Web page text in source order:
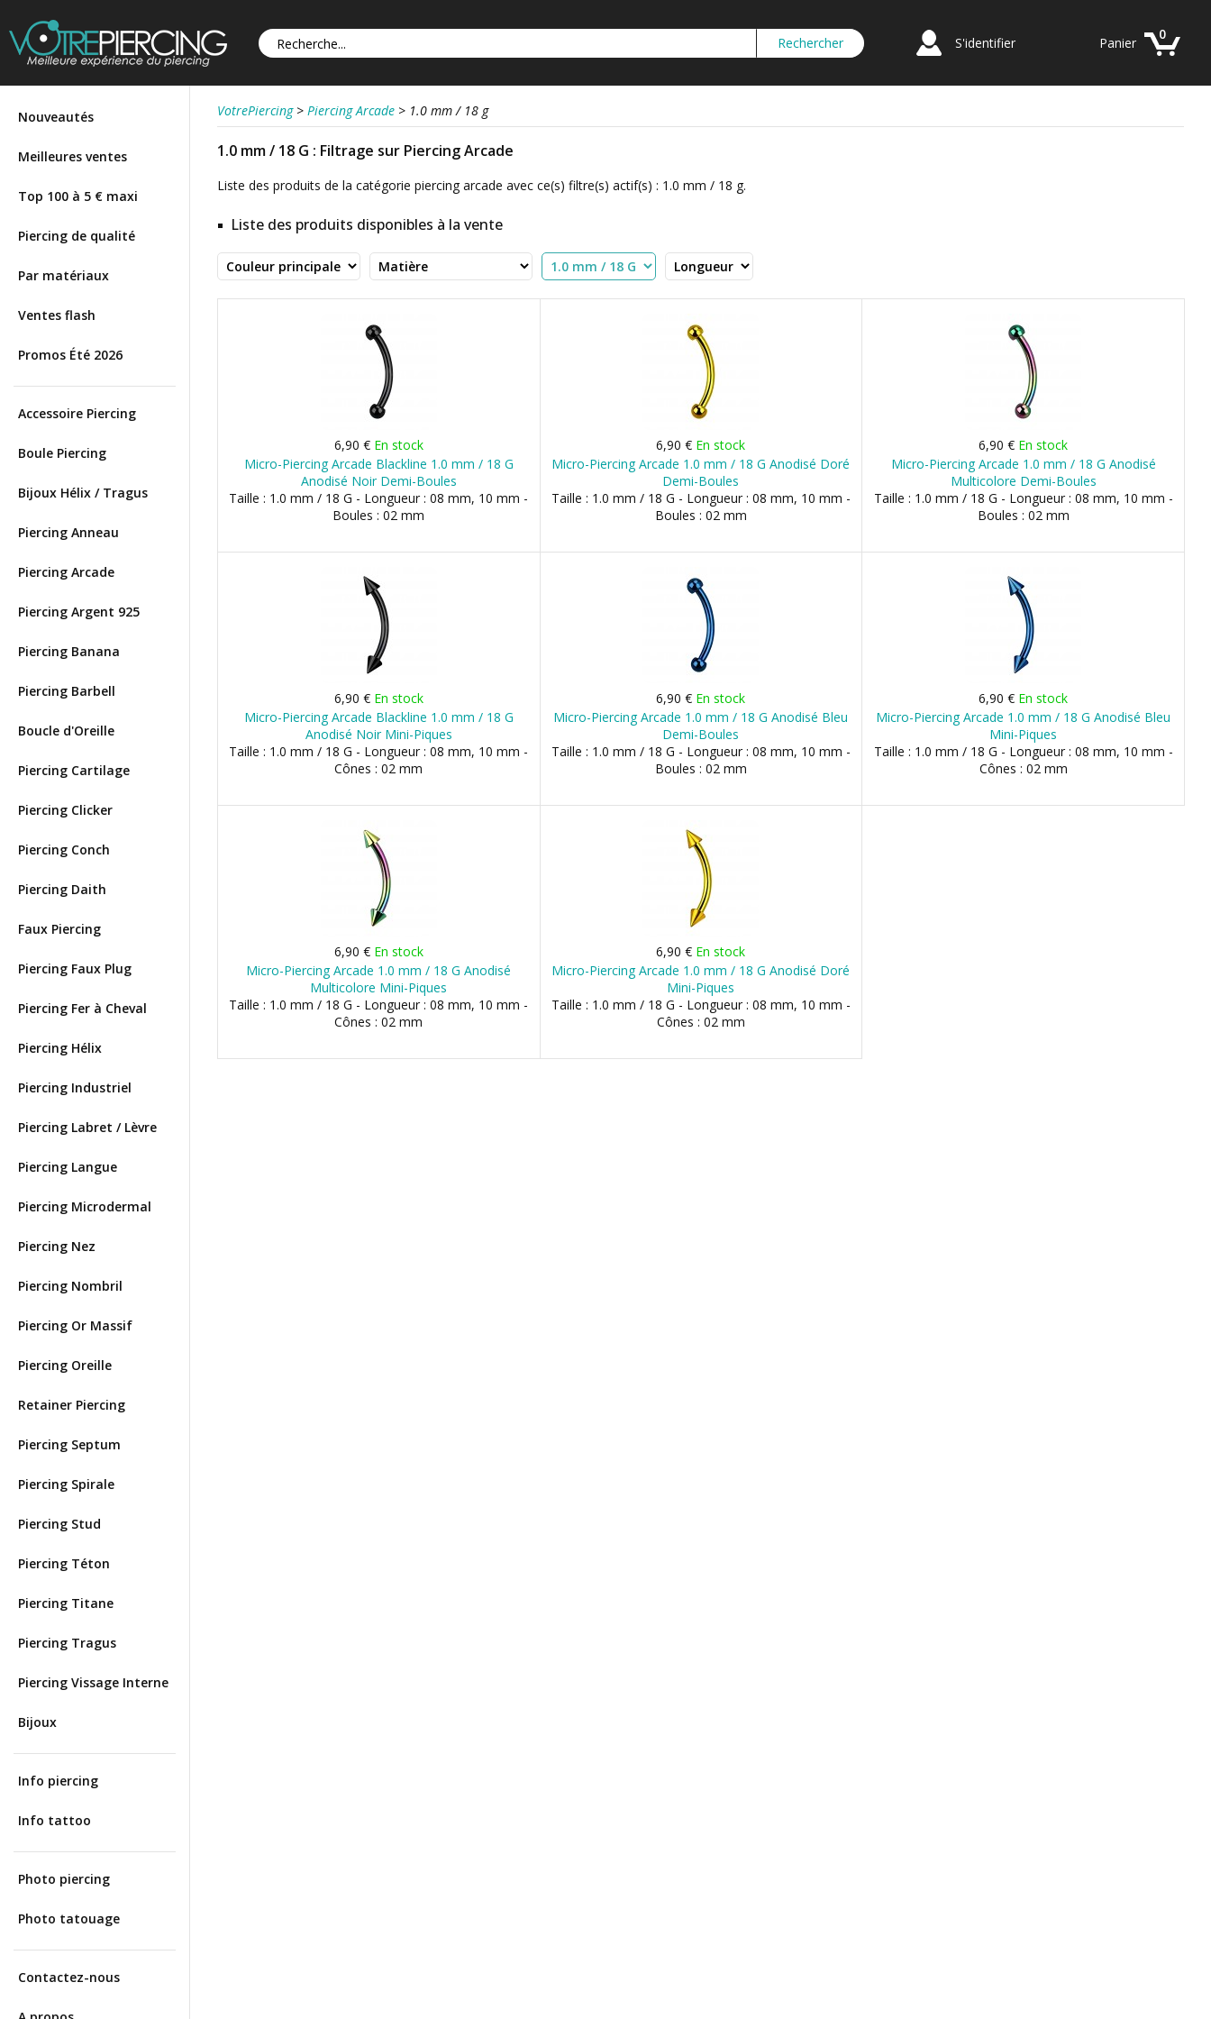
S'identifier
0
Panier
Nouveautés
Meilleures ventes
Top 100 à 5 € maxi
Piercing de qualité
Par matériaux
Ventes flash
Promos Été 2026
Accessoire Piercing
Boule Piercing
Bijoux Hélix / Tragus
Piercing Anneau
Piercing Arcade
Piercing Argent 925
Piercing Banana
Piercing Barbell
Boucle d'Oreille
Piercing Cartilage
Piercing Clicker
Piercing Conch
Piercing Daith
Faux Piercing
Piercing Faux Plug
Piercing Fer à Cheval
Piercing Hélix
Piercing Industriel
Piercing Labret / Lèvre
Piercing Langue
Piercing Microdermal
Piercing Nez
Piercing Nombril
Piercing Or Massif
Piercing Oreille
Retainer Piercing
Piercing Septum
Piercing Spirale
Piercing Stud
Piercing Téton
Piercing Titane
Piercing Tragus
Piercing Vissage Interne
Bijoux
Info piercing
Info tattoo
Photo piercing
Photo tatouage
Contactez-nous
VotrePiercing > Piercing Arcade > 1.0 mm / 18 g
1.0 mm / 18 G : Filtrage sur Piercing Arcade
Liste des produits de la catégorie piercing arcade avec ce(s) filtre(s) actif(s) : 1.0 mm / 18 g.
Liste des produits disponibles à la vente
6,90 € En stock
Micro-Piercing Arcade Blackline 1.0 mm / 18 G
Anodisé Noir Demi-Boules
Taille : 1.0 mm / 18 G - Longueur : 08 mm, 10 mm -
Boules : 02 mm
6,90 € En stock
Micro-Piercing Arcade 1.0 mm / 18 G Anodisé Doré
Demi-Boules
Taille : 1.0 mm / 18 G - Longueur : 08 mm, 10 mm -
Boules : 02 mm
6,90 € En stock
Micro-Piercing Arcade 1.0 mm / 18 G Anodisé
Multicolore Demi-Boules
Taille : 1.0 mm / 18 G - Longueur : 08 mm, 10 mm -
Boules : 02 mm
6,90 € En stock
Micro-Piercing Arcade Blackline 1.0 mm / 18 G
Anodisé Noir Mini-Piques
Taille : 1.0 mm / 18 G - Longueur : 08 mm, 10 mm -
Cônes : 02 mm
6,90 € En stock
Micro-Piercing Arcade 1.0 mm / 18 G Anodisé Bleu
Demi-Boules
Taille : 1.0 mm / 18 G - Longueur : 08 mm, 10 mm -
Boules : 02 mm
6,90 € En stock
Micro-Piercing Arcade 1.0 mm / 18 G Anodisé Bleu
Mini-Piques
Taille : 1.0 mm / 18 G - Longueur : 08 mm, 10 mm -
Cônes : 02 mm
6,90 € En stock
Micro-Piercing Arcade 1.0 mm / 18 G Anodisé
Multicolore Mini-Piques
Taille : 1.0 mm / 18 G - Longueur : 08 mm, 10 mm -
Cônes : 02 mm
6,90 € En stock
Micro-Piercing Arcade 1.0 mm / 18 G Anodisé Doré
Mini-Piques
Taille : 1.0 mm / 18 G - Longueur : 08 mm, 10 mm -
Cônes : 02 mm